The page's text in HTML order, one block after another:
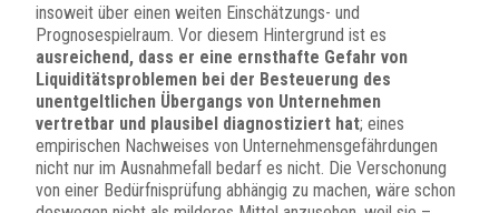
insoweit über einen weiten Einschätzungs- und
Prognosespielraum. Vor diesem Hintergrund ist es
ausreichend, dass er eine ernsthafte Gefahr von
Liquiditätsproblemen bei der Besteuerung des
unentgeltlichen Übergangs von Unternehmen
vertretbar und plausibel diagnostiziert hat; eines
empirischen Nachweises von Unternehmensgefährdungen
nicht nur im Ausnahmefall bedarf es nicht. Die Verschonung
von einer Bedürfnisprüfung abhängig zu machen, wäre schon